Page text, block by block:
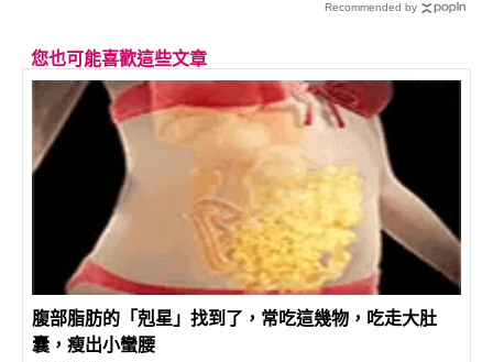
Recommended by
您也可能喜歡這些文章
腹部脂肪的「剋星」找到了，常吃這幾物，吃走大肚
囊，瘦出小蠻腰